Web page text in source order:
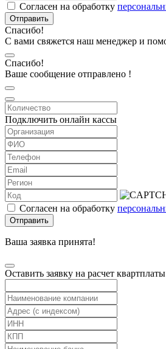
Согласен на обработку
Отправить
Спасибо!
С вами свяжется наш менеджер и
Спасибо!
Ваше сообщение отправлено !
Подключить онлайн кассы
Согласен на обработку
Отправить
Ваша заявка принята!
Оставить заявку на расчет квартплаты